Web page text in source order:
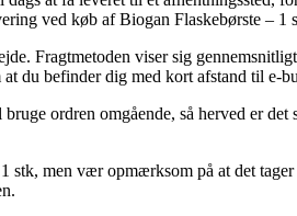
ved køb af Biogan Flaskebørste – 1
Fragtmetoden viser sig
du befinder dig med kort afstand til e-
ordren omgående, så herved er
stk, men vær opmærksom på at det